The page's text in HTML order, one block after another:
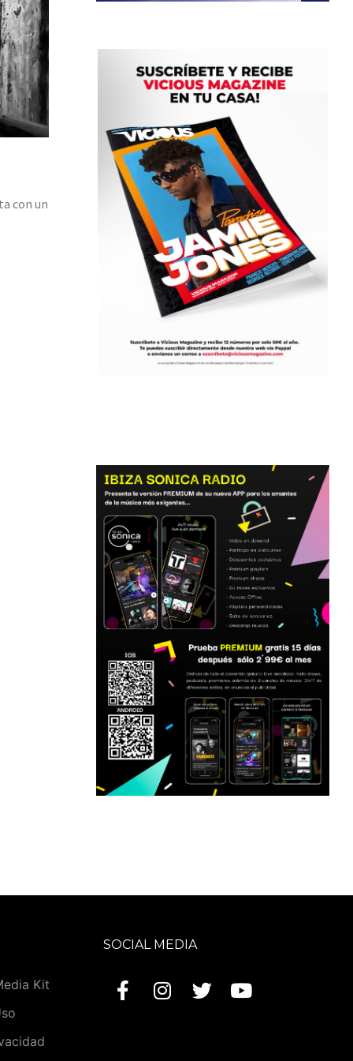
con un
Kit
SOCIAL MEDIA